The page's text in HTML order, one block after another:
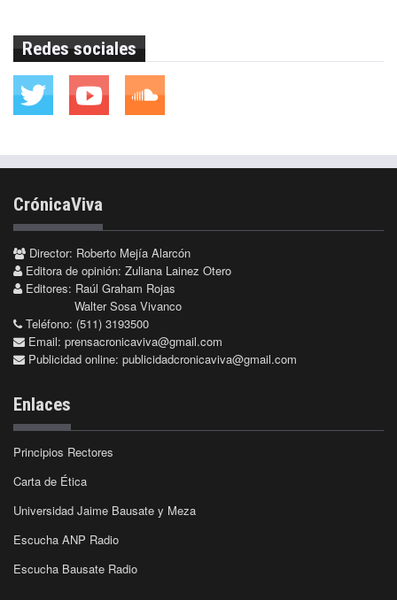
Redes sociales
CrónicaViva
Director: Roberto Mejía Alarcón
Editora de opinión: Zuliana Lainez Otero
Editores: Raúl Graham Rojas
Walter Sosa Vivanco
Teléfono: (511) 3193500
Email: prensacronicaviva@gmail.com
Publicidad online: publicidadcronicaviva@gmail.com
Enlaces
Principios Rectores
Carta de Ética
Universidad Jaime Bausate y Meza
Escucha ANP Radio
Escucha Bausate Radio